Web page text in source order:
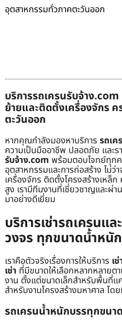
อุตสาหกรรมทั่วภาคตะวันออก
บริการรถเครนรับจ้าง
ย้ายและติดตั้งเครื่องจักร
ตะวันออก
หากคุณกำลังมองหาบริการ รถเค
ความเป็นมืออาชีพ ปลอดภัย และร
รับจ้าง.com พร้อมตอบโจทย์ทุก
อุตสาหกรรมและการก่อสร้าง ไม่ว่
เครื่องจักร ติดตั้งโครงสร้างเห
สูง เรามีทีมงานที่เชี่ยวชาญและผ่า
มาอย่างดีเยี่ยม
บริการเช่ารถเครนแ
วงจร ทุกขนาดน้ำหนัก
เราคือตัวจริงเรื่องการให้บริการ เ
เช่า ที่มีขนาดให้เลือกหลากหลายต
งาน ตั้งแต่ขนาดเล็กสำหรับพื้นที่แ
สำหรับงานโครงสร้างมหาศาล โด
รถเครนน้ำหนักบรรทุกขนา